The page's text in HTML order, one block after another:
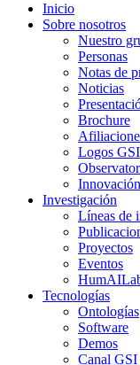
Inicio
Sobre nosotros
Nuestro
Personas
Notas de
Noticias
Brochure
Logos GSI
Investigación
Líneas de
Proyectos
Eventos
Tecnologías
Ontologías
Software
Demos
Canal GSI